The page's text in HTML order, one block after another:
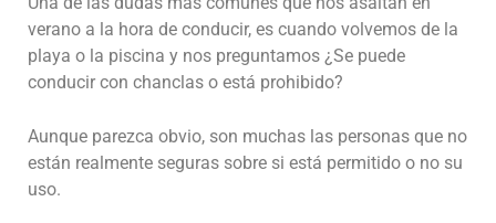
verano a la hora de conducir, es cuando volvemos de la
playa o la piscina y nos preguntamos ¿Se puede
conducir con chanclas o está prohibido?
Aunque parezca obvio, son muchas las personas que no
están realmente seguras sobre si está permitido o no su
uso.